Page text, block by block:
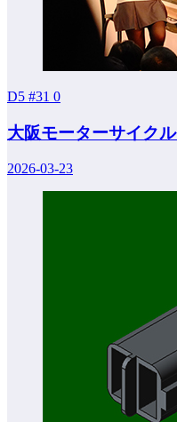
D5 #31 0
大阪モーターサイク
2026-03-23